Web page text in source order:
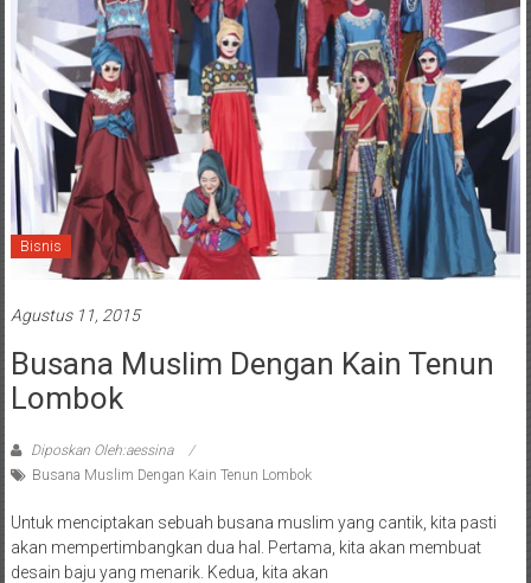
Bisnis
Agustus 11, 2015
Busana Muslim Dengan Kain Tenun
Lombok
Diposkan Oleh:aessina
Busana Muslim Dengan Kain Tenun Lombok
Untuk menciptakan sebuah busana muslim yang cantik, kita pasti
akan mempertimbangkan dua hal. Pertama, kita akan membuat
desain baju yang menarik. Kedua, kita akan